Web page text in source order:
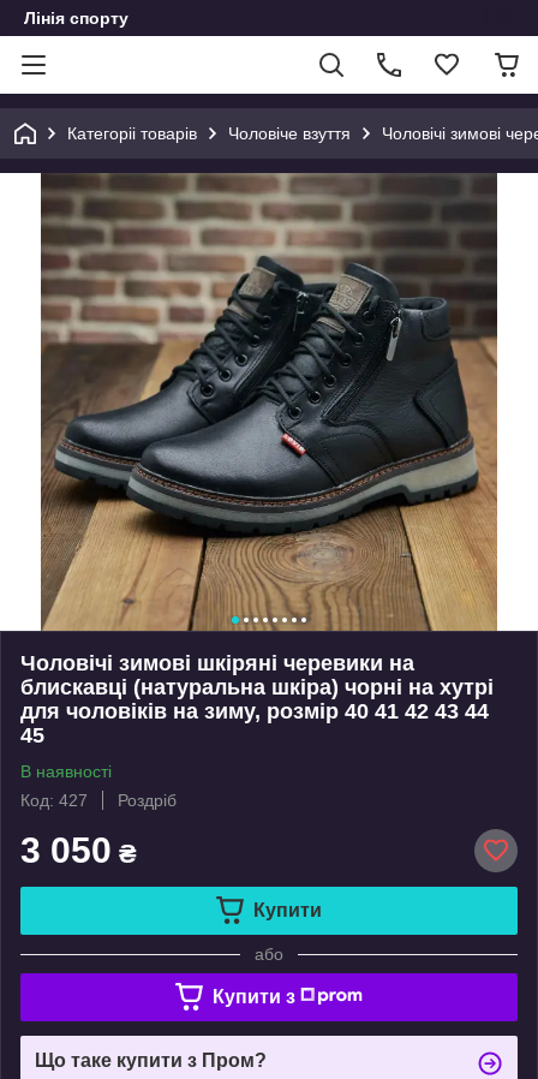
Лінія спорту
Категоріі товарів Чоловіче взуття Чоловічі зимові
Чоловічі зимові шкіряні черевики на
блискавці (натуральна шкіра) чорні на хутрі
для чоловіків на зиму, розмір 40 41 42 43 44
45
В наявності
Код: 427
Роздріб
3 050 ₴
Купити
або
Купити з
Що таке купити з Пром?